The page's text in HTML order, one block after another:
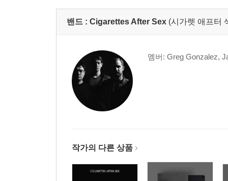
밴드 : Cigarettes After Sex (시가렛 애프터
멤버: Greg Gonzalez,
작가의 다른 상품